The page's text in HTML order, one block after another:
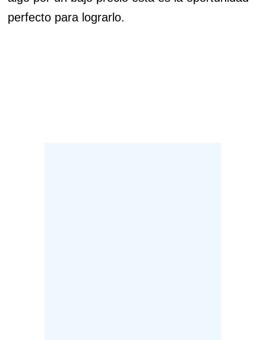
perfecto para lograrlo.